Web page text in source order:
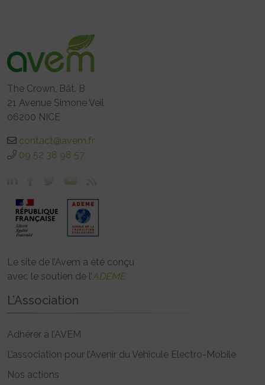
The Crown, Bât. B
21 Avenue Simone Veil
06200 NICE
contact@avem.fr
09 52 38 98 57
Le site de l’Avem a été conçu
avec le soutien de l’ADEME
L’Association
Adhérer à l’AVEM
L’association pour l’Avenir du Véhicule Electro-Mobile
Nos actions